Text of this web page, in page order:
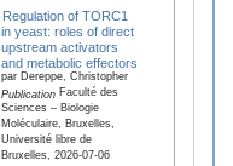
Regulation of TORC1
in yeast: roles of direct
upstream activators
and metabolic effectors
par Dereppe, Christopher
PublicationFaculté des
Sciences – Biologie
Moléculaire, Bruxelles,
Université libre de
Bruxelles, 2026-07-06